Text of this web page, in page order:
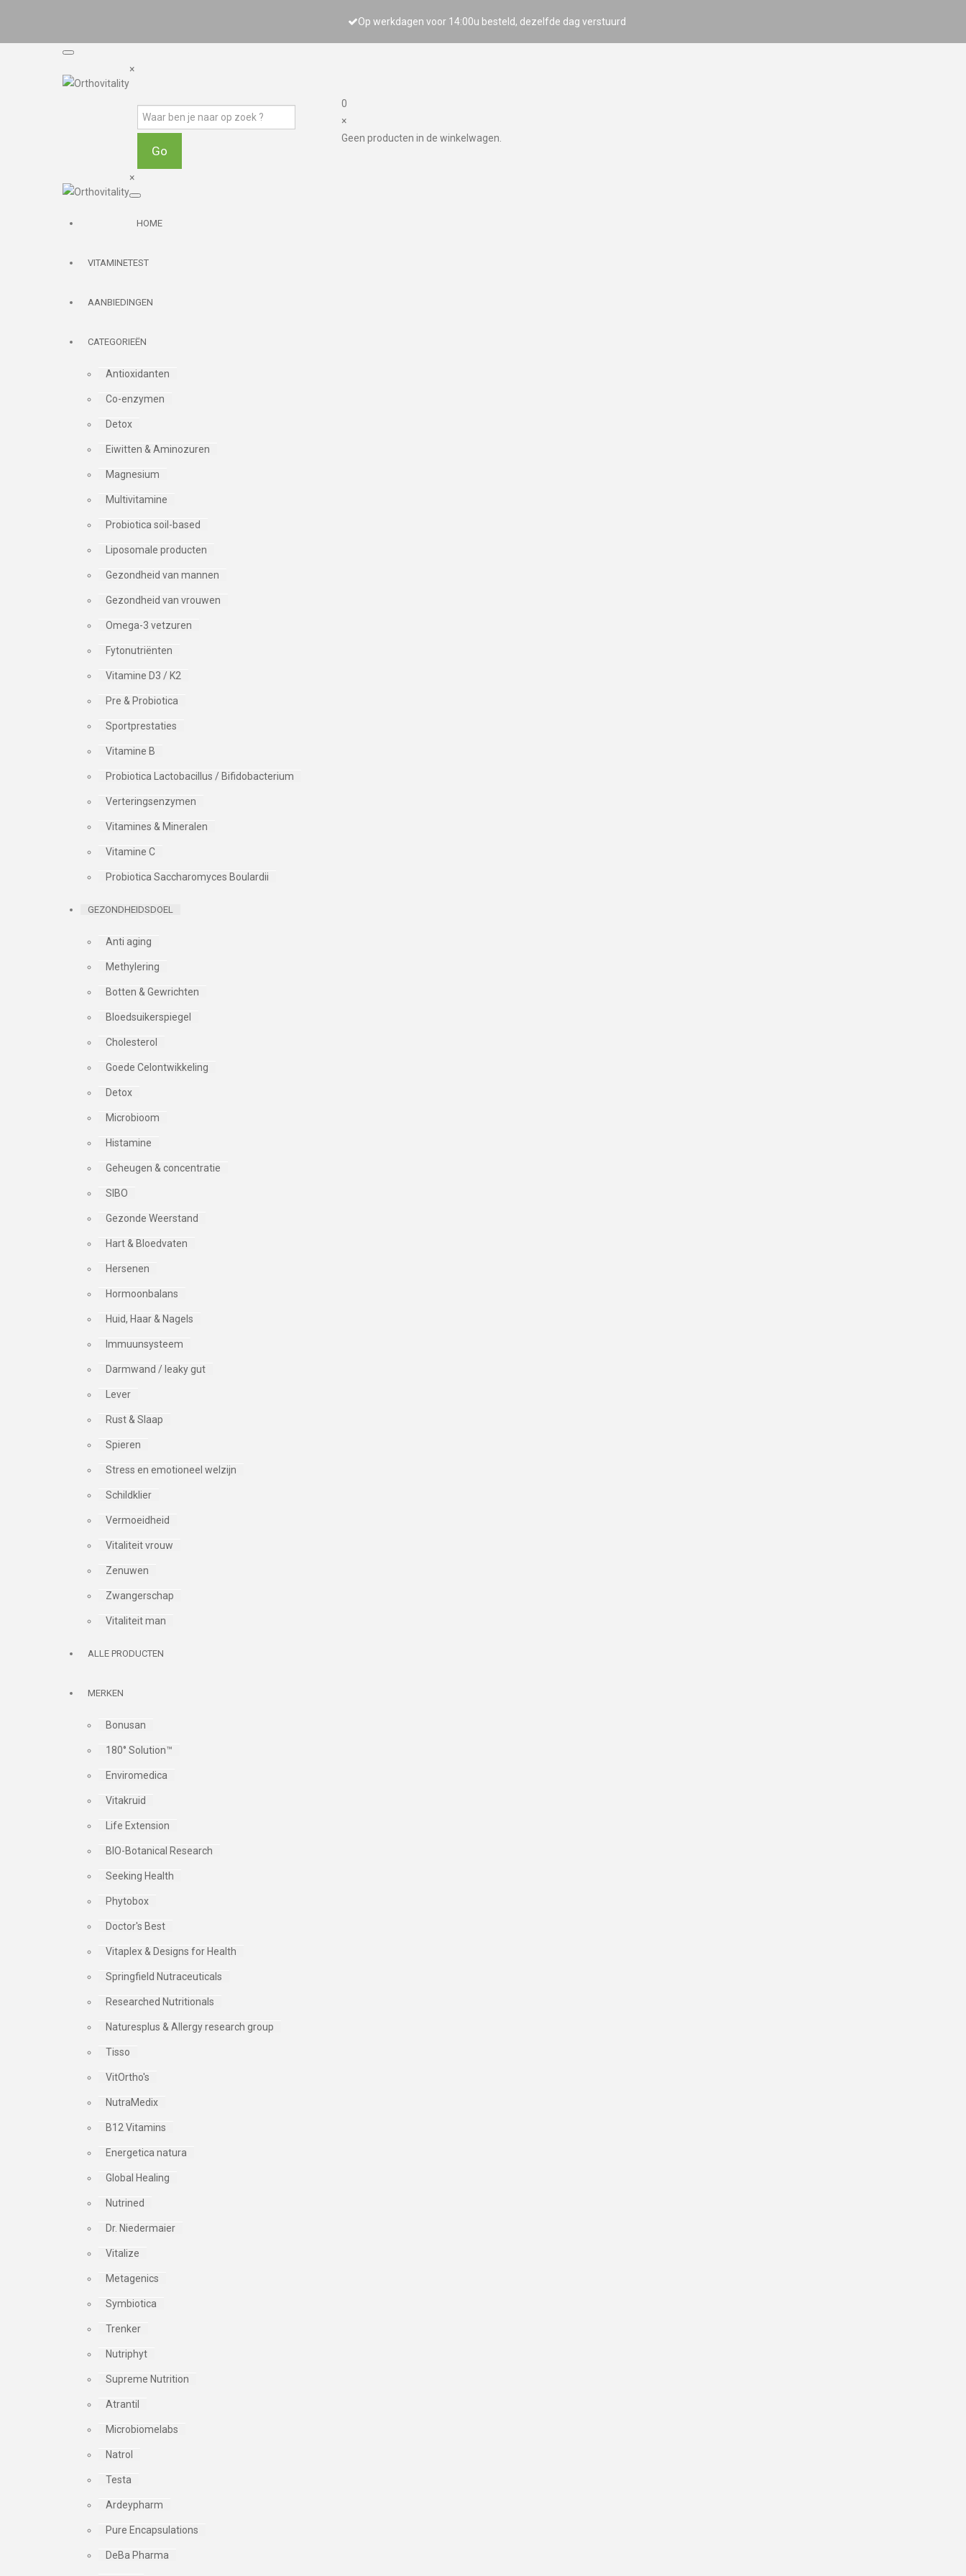
Op werkdagen voor 14:00u besteld, dezelfde dag verstuurd
×
0
×
Geen producten in de winkelwagen.
×
HOME
VITAMINETEST
AANBIEDINGEN
CATEGORIEËN
Antioxidanten
Co-enzymen
Detox
Eiwitten & Aminozuren
Magnesium
Multivitamine
Probiotica soil-based
Liposomale producten
Gezondheid van mannen
Gezondheid van vrouwen
Omega-3 vetzuren
Fytonutriënten
Vitamine D3 / K2
Pre & Probiotica
Sportprestaties
Vitamine B
Probiotica Lactobacillus / Bifidobacterium
Verteringsenzymen
Vitamines & Mineralen
Vitamine C
Probiotica Saccharomyces Boulardii
GEZONDHEIDSDOEL
Anti aging
Methylering
Botten & Gewrichten
Bloedsuikerspiegel
Cholesterol
Goede Celontwikkeling
Detox
Microbioom
Histamine
Geheugen & concentratie
SIBO
Gezonde Weerstand
Hart & Bloedvaten
Hersenen
Hormoonbalans
Huid, Haar & Nagels
Immuunsysteem
Darmwand / leaky gut
Lever
Rust & Slaap
Spieren
Stress en emotioneel welzijn
Schildklier
Vermoeidheid
Vitaliteit vrouw
Zenuwen
Zwangerschap
Vitaliteit man
ALLE PRODUCTEN
MERKEN
Bonusan
180° Solution™
Enviromedica
Vitakruid
Life Extension
BIO-Botanical Research
Seeking Health
Phytobox
Doctor's Best
Vitaplex & Designs for Health
Springfield Nutraceuticals
Researched Nutritionals
Naturesplus & Allergy research group
Tisso
VitOrtho's
NutraMedix
B12 Vitamins
Energetica natura
Global Healing
Nutrined
Dr. Niedermaier
Vitalize
Metagenics
Symbiotica
Trenker
Nutriphyt
Supreme Nutrition
Atrantil
Microbiomelabs
Natrol
Testa
Ardeypharm
Pure Encapsulations
DeBa Pharma